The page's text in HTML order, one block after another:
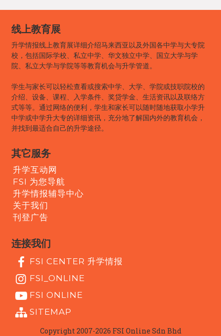
线上教育展
升学情报线上教育展详细介绍马来西亚以及外国各中学与大专院
校，包括国际学校、私立中学、华文独立中学、国立大学与学
院、私立大学与学院等等教育机会与升学管道。
学生与家长可以轻松查看或搜索中学、大学、学院或技职院校的
介绍、设备、课程、入学条件、奖贷学金、生活资讯以及联络方
式等等。通过网络的便利，学生和家长可以随时随地获取小学升
中学或中学升大专的详细资讯，充分地了解国内外的教育机会，
并找到最适合自己的升学途径。
其它服务
升学互动网
FSI 为您导航
升学情报辅导中心
关于我们
刊登广告
连接我们
FSI CENTER 升学情报
FSI_ONLINE
FSI ONLINE
SITEMAP
Copyright 2007-2026 FSI Online Sdn Bhd